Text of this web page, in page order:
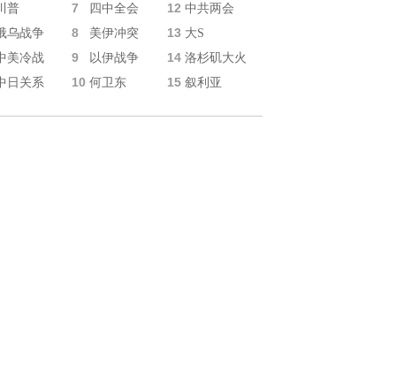
普 7 四中全会 12 中共两会
乌战争 8 美伊冲突 13 大S
美冷战 9 以伊战争 14 洛杉矶大火
日关系 10 何卫东 15 叙利亚